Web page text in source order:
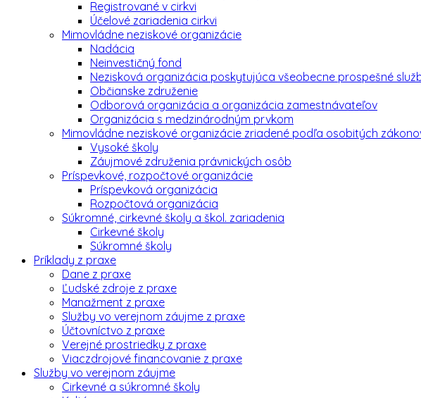
Registrované v cirkvi
Účelové zariadenia cirkvi
Mimovládne neziskové organizácie
Nadácia
Neinvestičný fond
Nezisková organizácia poskytujúca všeobecne prospešné
Občianske združenie
Odborová organizácia a organizácia zamestnávateľov
Organizácia s medzinárodným prvkom
Mimovládne neziskové organizácie zriadené podľa osobitých
Vysoké školy
Záujmové združenia právnických osôb
Príspevkové, rozpočtové organizácie
Príspevková organizácia
Rozpočtová organizácia
Súkromné, cirkevné školy a škol. zariadenia
Cirkevné školy
Súkromné školy
Príklady z praxe
Dane z praxe
Ľudské zdroje z praxe
Manažment z praxe
Služby vo verejnom záujme z praxe
Účtovníctvo z praxe
Verejné prostriedky z praxe
Viaczdrojové financovanie z praxe
Služby vo verejnom záujme
Cirkevné a súkromné školy